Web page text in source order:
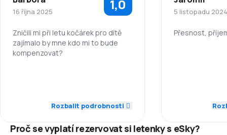
Síť spojení 4,2
Ceny letenek 3,9
Komfort cestování
16 října 2025 1,0
Zničili mi při letu kočárek pro dítě
zajímalo by mne kdo mi to bude
kompenzovat?
1,0
Síť spojení 1,0
Rozbalit podrobnosti
5 listopadu 2024
Přesnost,
Síť spojení
Ceny letenek
Proč se vyplatí rezervovat si letenky s eSky?